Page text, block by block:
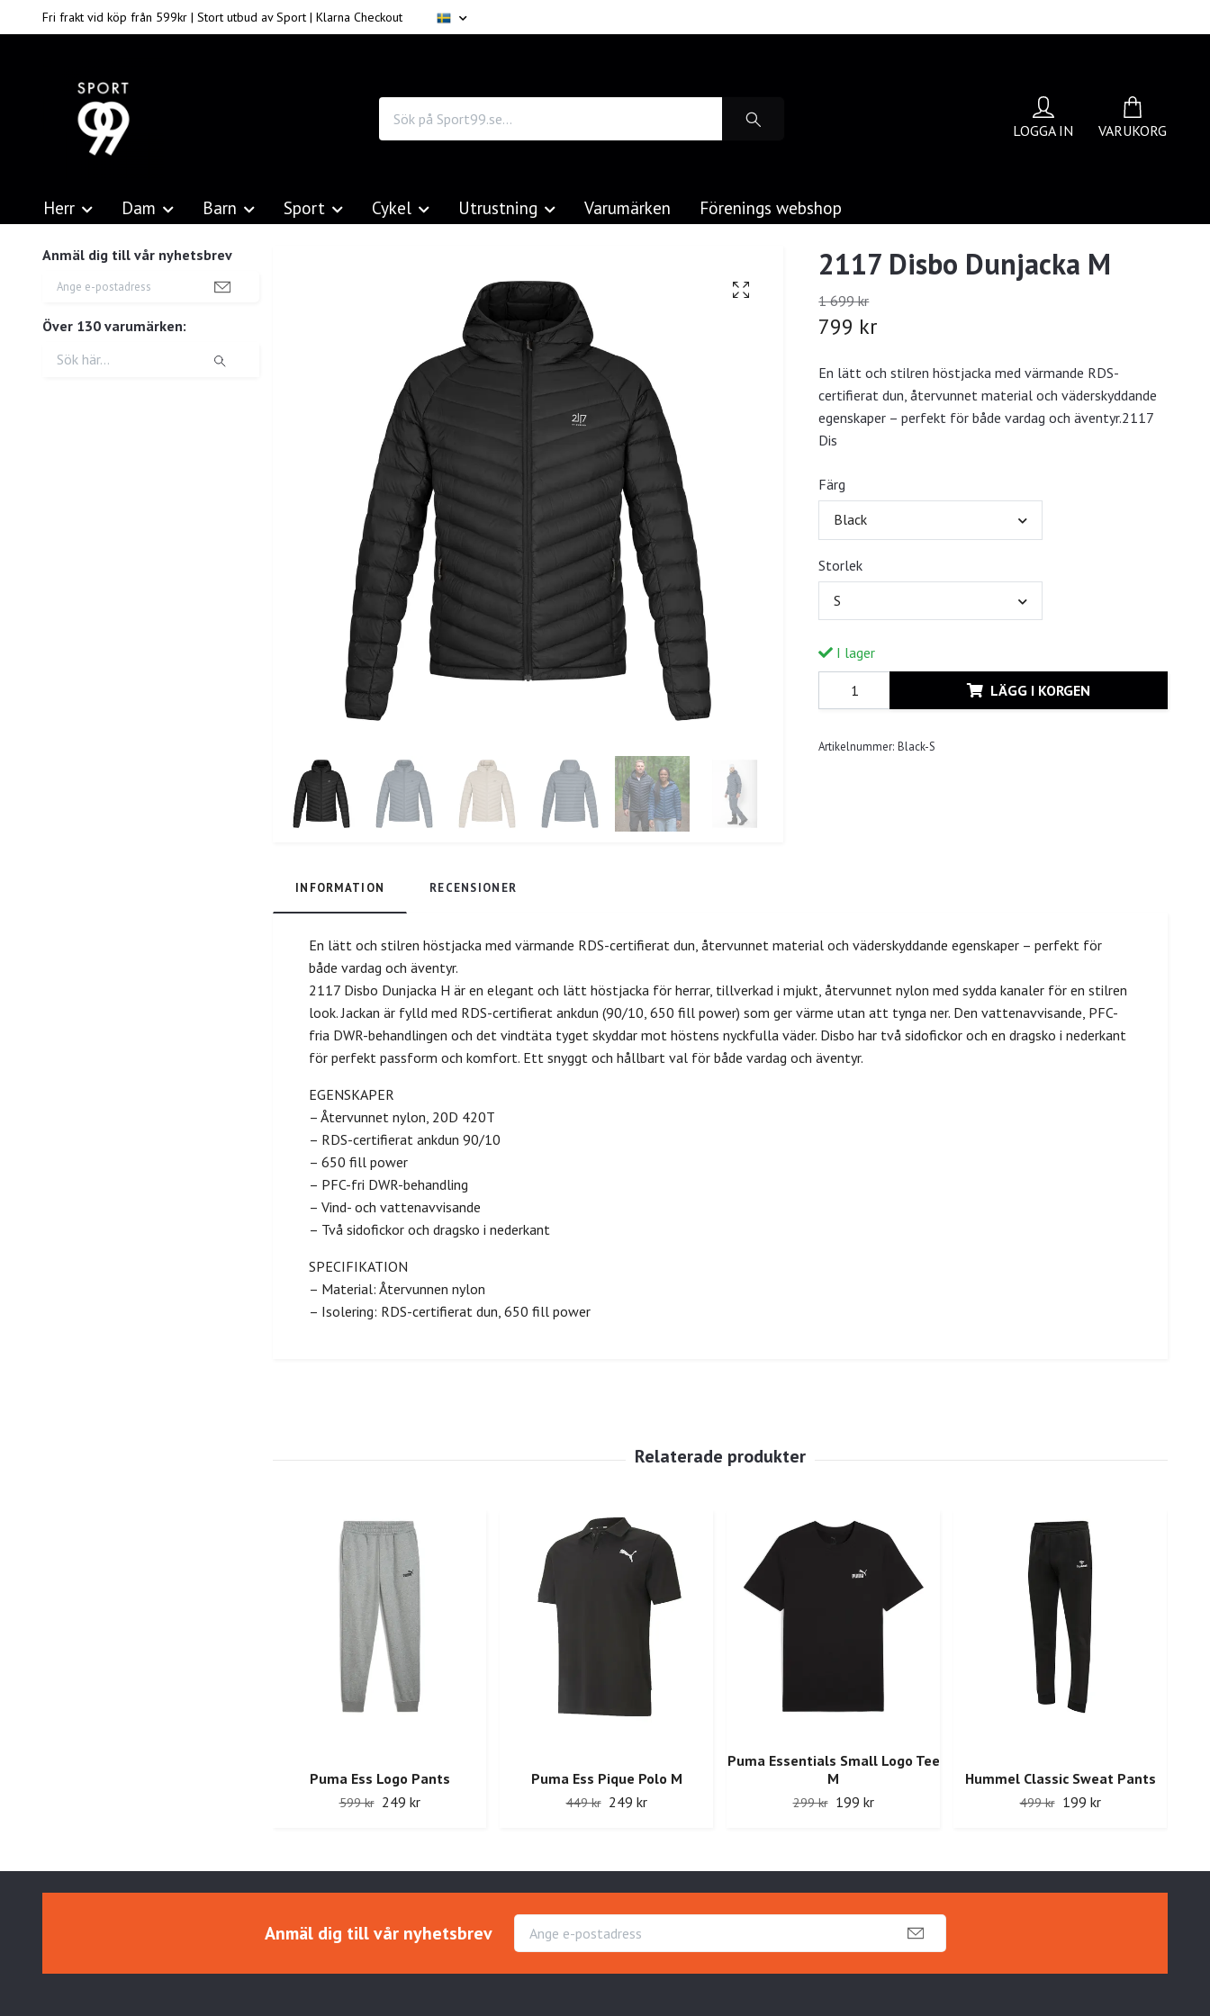
Fri frakt vid köp från 599kr | Stort utbud av Sport | Klarna Checkout
LOGGA IN VARUKORG
Herr Dam Barn Sport Cykel Utrustning Varumärken Förenings webshop
Anmäl dig till vår nyhetsbrev
Över 130 varumärken:
2117 Disbo Dunjacka M
1 699 kr
799 kr
En lätt och stilren höstjacka med värmande RDS-
certifierat dun, återvunnet material och väderskyddande
egenskaper – perfekt för både vardag och äventyr.2117
Dis
Färg
Black
Storlek
S
I lager
LÄGG I KORGEN
Artikelnummer: Black-S
INFORMATION RECENSIONER
En lätt och stilren höstjacka med värmande RDS-certifierat dun, återvunnet material och väderskyddande egenskaper – perfekt för
både vardag och äventyr.
2117 Disbo Dunjacka H är en elegant och lätt höstjacka för herrar, tillverkad i mjukt, återvunnet nylon med sydda kanaler för en stilren
look. Jackan är fylld med RDS-certifierat ankdun (90/10, 650 fill power) som ger värme utan att tynga ner. Den vattenavvisande, PFC-
fria DWR-behandlingen och det vindtäta tyget skyddar mot höstens nyckfulla väder. Disbo har två sidofickor och en dragsko i nederkant
för perfekt passform och komfort. Ett snyggt och hållbart val för både vardag och äventyr.
EGENSKAPER
– Återvunnet nylon, 20D 420T
– RDS-certifierat ankdun 90/10
– 650 fill power
– PFC-fri DWR-behandling
– Vind- och vattenavvisande
– Två sidofickor och dragsko i nederkant
SPECIFIKATION
– Material: Återvunnen nylon
– Isolering: RDS-certifierat dun, 650 fill power
Puma Ess Logo Pants
599 kr 249 kr
Puma Ess Pique Polo M
449 kr 249 kr
Puma Essentials Small Logo Tee
M
299 kr 199 kr
Hummel Classic Sweat Pants
499 kr 199 kr
Anmäl dig till vår nyhetsbrev